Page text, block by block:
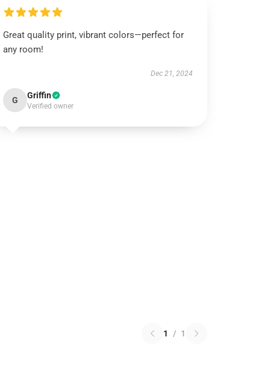
Great quality print, vibrant colors—perfect for
any room!
Dec 21, 2024
G Griffin
Verified owner
1 / 1